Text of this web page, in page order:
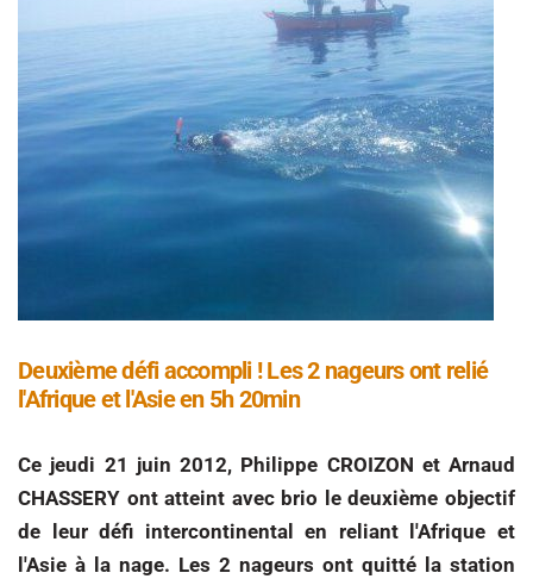
Deuxième défi accompli ! Les 2 nageurs ont relié
l'Afrique et l'Asie en 5h 20min
Ce jeudi 21 juin 2012, Philippe CROIZON et Arnaud
CHASSERY ont atteint avec brio le deuxième objectif
de leur défi intercontinental en reliant l'Afrique et
l'Asie à la nage. Les 2 nageurs ont quitté la station